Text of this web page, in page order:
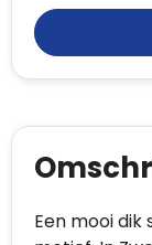
Een mooi